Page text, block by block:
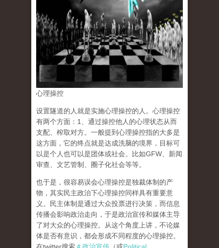
心理操控
设置隧道的人就是实施心理操控的人。心理操控
有两个方面：1、通过操控他人的心理状态从而
支配、榨取对方。一般提到心理操控指的大多是
这方面，它的终点就是达成洗脑的境界，目标可
以是个人也可以是团体或社会。比如GFW、新闻
审查、文艺管制、圈子化社会等等。
也于是，很容易误会心理操控是独裁体制的产
物，其实民主政治下心理操控同样具有重要意
义。民主体制是通过大众投票进行决策，而信息
传播会影响政治走向，于是政治宣传和媒体主导
了对大众的心理操控。从这个角度上讲，不论媒
体是否有意识，都会形成不同程度的心理操控。